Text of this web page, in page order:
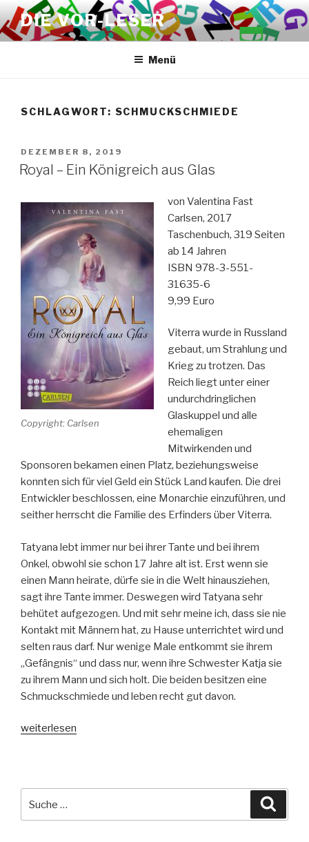
Zum
Inhalt
springen
DIE VOR-LESER
Menü
SCHLAGWORT: SCHMUCKSCHMIEDE
VERÖFFENTLICHT
AM
DEZEMBER 8, 2019
Royal – Ein Königreich aus Glas
Copyright: Carlsen
von Valentina Fast
Carlsen, 2017
Taschenbuch, 319 Seiten
ab 14 Jahren
ISBN 978-3-551-
31635-6
9,99 Euro
Viterra wurde in Russland
gebaut, um Strahlung und
Krieg zu trotzen. Das
Reich liegt unter einer
undurchdringlichen
Glaskuppel und alle
ehemaligen
Mitwirkenden und
Sponsoren bekamen einen Platz, beziehungsweise
konnten sich für viel Geld ein Stück Land kaufen. Die drei
Entwickler beschlossen, eine Monarchie einzuführen, und
seither herrscht die Familie des Erfinders über Viterra.
Tatyana lebt immer nur bei ihrer Tante und bei ihrem
Onkel, obwohl sie schon 17 Jahre alt ist. Erst wenn sie
einen Mann heirate, dürfe sie in die Welt hinausziehen,
sagt ihre Tante immer. Deswegen wird Tatyana sehr
behütet aufgezogen. Und mit sehr meine ich, dass sie nie
Kontakt mit Männern hat, zu Hause unterrichtet wird und
selten raus darf. Nur wenige Male entkommt sie ihrem
„Gefängnis“ und dass nur, wenn ihre Schwester Katja sie
zu ihrem Mann und sich holt. Die beiden besitzen eine
Schmuckschmiede und leben recht gut davon.
„Royal
aus
Glas“
weiterlesen
nach: